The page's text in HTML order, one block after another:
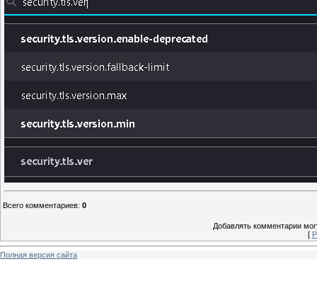
Всего комментариев: 0
Добавлять комментарии
[
Полная версия сайта